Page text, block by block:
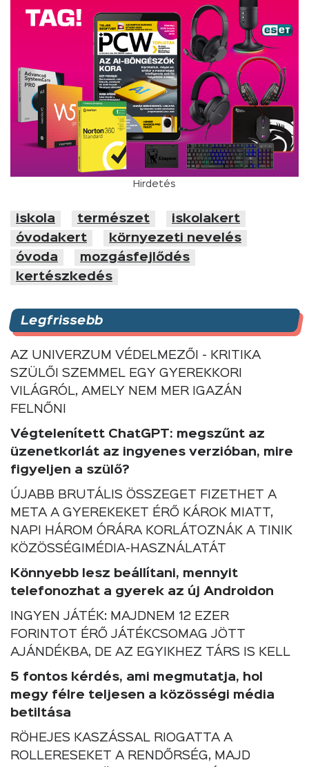
Hirdetés
iskola természet
iskolakert
óvodakert
környezeti nevelés
óvoda
mozgásfejlődés
kertészkedés
Legfrissebb
AZ UNIVERZUM VÉDELMEZŐI - KRITIKA
SZÜLŐI SZEMMEL EGY GYEREKKORI
VILÁGRÓL, AMELY NEM MER IGAZÁN
FELNŐNI
Végtelenített ChatGPT: megszűnt az
üzenetkorlát az ingyenes verzióban, mire
figyeljen a szülő?
ÚJABB BRUTÁLIS ÖSSZEGET FIZETHET A
META A GYEREKEKET ÉRŐ KÁROK MIATT,
NAPI HÁROM ÓRÁRA KORLÁTOZNÁK A TINIK
KÖZÖSSÉGIMÉDIA-HASZNÁLATÁT
Könnyebb lesz beállítani, mennyit
telefonozhat a gyerek az új Androidon
INGYEN JÁTÉK: MAJDNEM 12 EZER
FORINTOT ÉRŐ JÁTÉKCSOMAG JÖTT
AJÁNDÉKBA, DE AZ EGYIKHEZ TÁRS IS KELL
5 fontos kérdés, ami megmutatja, hol
megy félre teljesen a közösségi média
betiltása
RÖHEJES KASZÁSSAL RIOGATTA A
ROLLERESEKET A RENDŐRSÉG, MAJD